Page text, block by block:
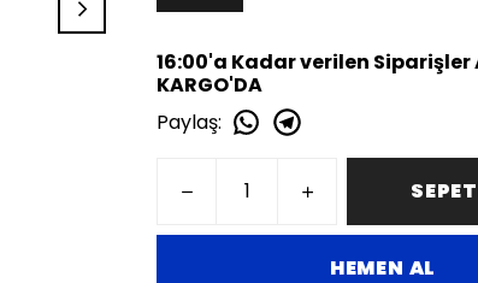
16:00'a Kadar verilen Siparişler
KARGO'DA
Paylaş:
HEMEN AL